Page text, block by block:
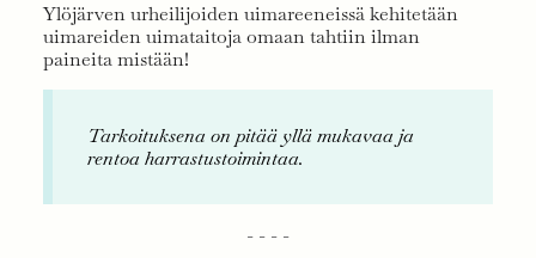
Ylöjärven urheilijoiden uimareeneissä kehitetään
uimareiden uimataitoja omaan tahtiin ilman
paineita mistään!
Tarkoituksena on pitää yllä mukavaa ja
rentoa harrastustoimintaa.
- - - -